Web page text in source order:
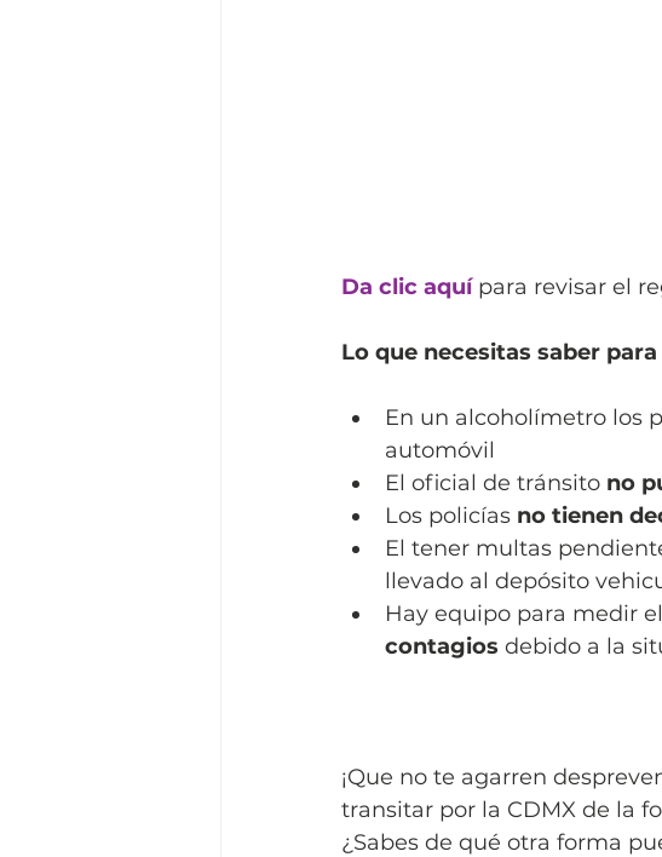
Da clic aquí para revisar el
Lo que necesitas saber
En un alcoholímetro los
automóvil
El oficial de tránsito no
Los policías no tienen
El tener multas
llevado al depósito
Hay equipo para medir
contagios debido a la
¡Que no te agarren
transitar por la CDMX de la
¿Sabes de qué otra forma